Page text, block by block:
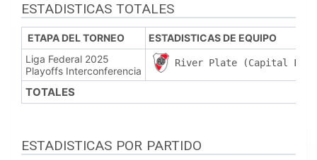
ESTADISTICAS TOTALES
ETAPA DEL TORNEO
ESTADISTICAS DE EQUIPO
Liga Federal 2025
Playoffs Interconferencia
River Plate (Capital
TOTALES
ESTADISTICAS POR PARTIDO